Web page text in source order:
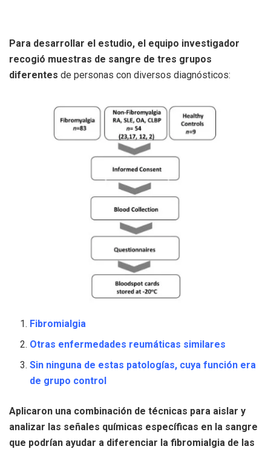
Para desarrollar el estudio, el equipo investigador
recogió muestras de sangre de tres grupos
diferentes de personas con diversos diagnósticos:
Fibromialgia
Otras enfermedades reumáticas similares
Sin ninguna de estas patologías, cuya función era
de grupo control
Aplicaron una combinación de técnicas para aislar y
analizar las señales químicas específicas en la sangre
que podrían ayudar a diferenciar la fibromialgia de las